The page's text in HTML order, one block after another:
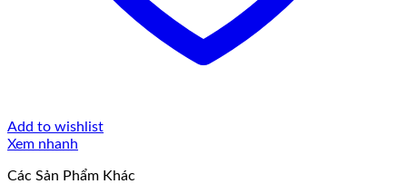
Add to wishlist
Xem nhanh
Các Sản Phẩm Khác